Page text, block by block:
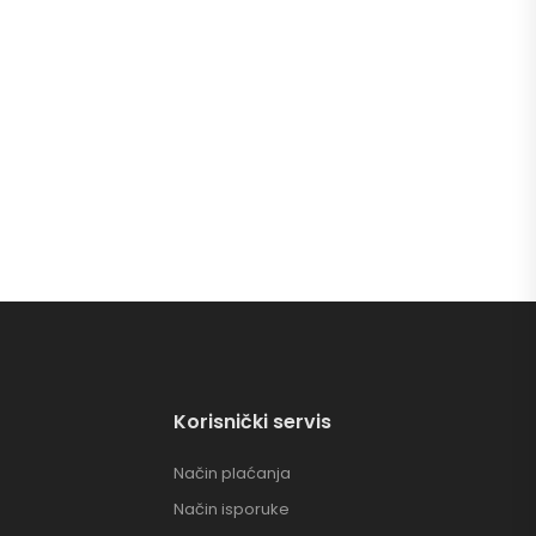
Korisnički servis
Način plaćanja
Način isporuke